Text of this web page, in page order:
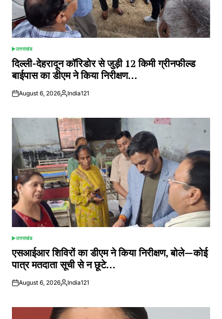
POSTED
IN
उत्तराखंड
दिल्ली-देहरादून कॉरिडोर से जुड़ी 12 किमी ग्रीनफील्ड
बाईपास का डीएम ने किया निरीक्षण…
August 6, 2026Posted
India121
POSTED
IN
उत्तराखंड
एसआईआर शिविरों का डीएम ने किया निरीक्षण, बोले—कोई
पात्र मतदाता सूची से न छूटे…
August 6, 2026Posted
India121